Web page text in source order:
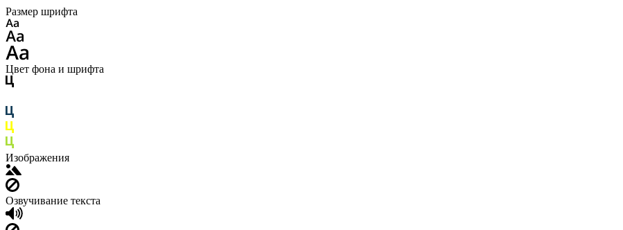
Размер шрифта
Цвет фона и шрифта
Изображения
Озвучивание текста